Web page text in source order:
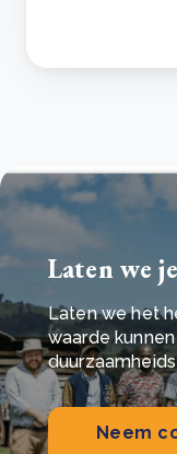
Laten we
Laten we het
waarde
Neem